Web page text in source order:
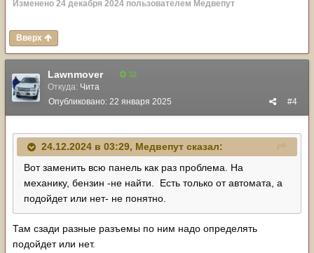
Изменено 24 декабря 2024 пользователем Медвепут
Вверх
Lawnmover 32
Откуда: Чита
#4
Опубликовано: 22 января 2025
24.12.2024 в 03:29, Медвепут сказал:
Вот заменить всю панель как раз проблема. На
механику, бензин -не найти. Есть только от автомата, а
подойдет или нет- не понятно.
Там сзади разные разъемы по ним надо определять
подойдет или нет.